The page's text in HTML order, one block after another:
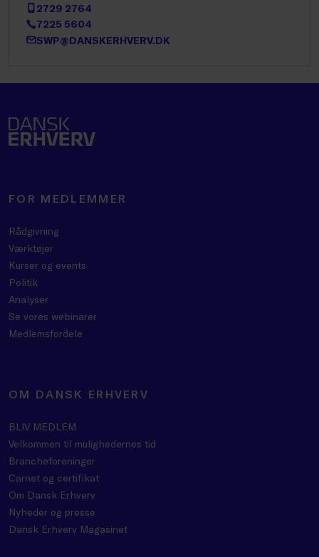
2729 2764
7225 5604
SWP@DANSKERHVERV.DK
FOR MEDLEMMER
Rådgivning
Værktøjer
Kurser og events
Politik
Analyser
Se vores webinarer
Medlemsfordele
OM DANSK ERHVERV
BLIV MEDLEM
Velkommen til mulighedernes tid
Brancheforeninger
Carnet og certifikat
Om Dansk Erhverv
Nyheder og presse
Dansk Erhverv Magasinet